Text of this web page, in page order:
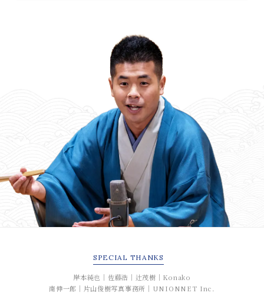
SPECIAL THANKS
岸本純也｜佐藤浩｜辻茂樹｜Konako
南伸一郎｜片山俊樹写真事務所｜UNIONNET Inc.